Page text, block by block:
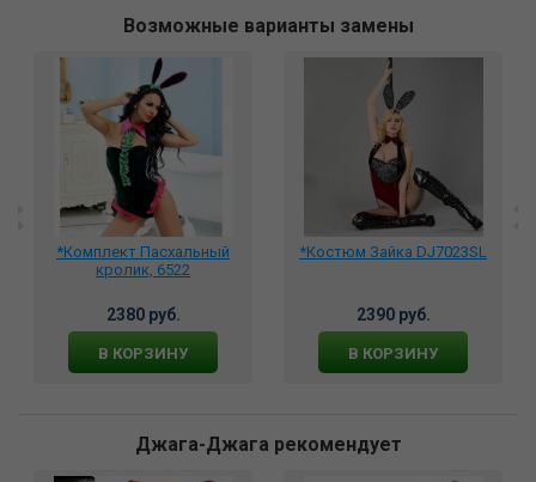
Возможные варианты замены
*Комплект Пасхальный
кролик, 6522
2380 руб.
В КОРЗИНУ
*Костюм Зайка DJ7023SL
2390 руб.
В КОРЗИНУ
Джага-Джага рекомендует